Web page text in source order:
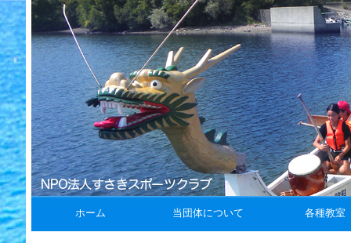
ホーム 当団体について 各種教室